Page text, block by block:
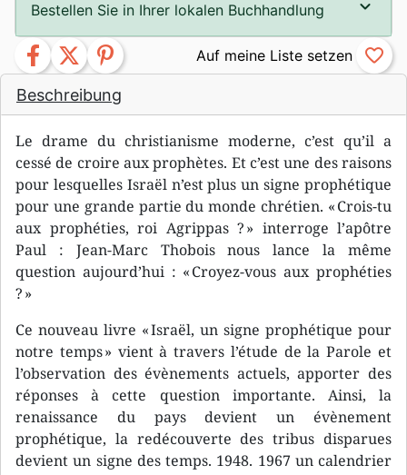
Beschreibung
Le drame du christianisme moderne, c’est qu’il a
cessé de croire aux prophètes. Et c’est une des raisons
pour lesquelles Israël n’est plus un signe prophétique
pour une grande partie du monde chrétien. « Crois-tu
aux prophéties, roi Agrippas ? » interroge l’apôtre
Paul : Jean-Marc Thobois nous lance la même
question aujourd’hui : « Croyez-vous aux prophéties
? »
Ce nouveau livre « Israël, un signe prophétique pour
notre temps » vient à travers l’étude de la Parole et
l’observation des évènements actuels, apporter des
réponses à cette question importante. Ainsi, la
renaissance du pays devient un évènement
prophétique, la redécouverte des tribus disparues
devient un signe des temps. 1948. 1967 un calendrier
Bestellen Sie in Ihrer lokalen Buchhandlung
facebook twitter pinterest favorite_border